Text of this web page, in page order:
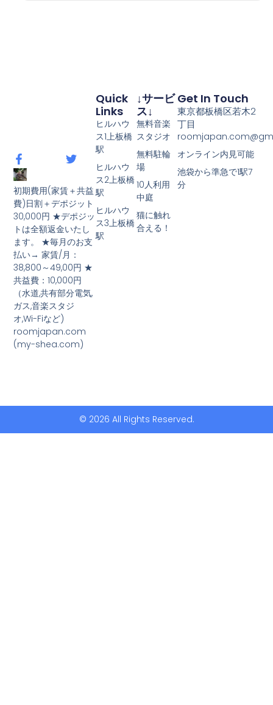
初期費用(家賃＋共益
費)日割＋デポジット
30,000円 ★デポジッ
トは全額返金いたし
ます。 ★毎月のお支
払い→ 家賃/月：
38,800～49,00円 ★
共益費：10,000円
（水道,共有部分電気,
ガス,音楽スタジ
オ,Wi-Fiなど)
roomjapan.com
(my-shea.com)
↓サービ
ス↓
無料音楽
スタジオ
無料駐輪
場
10人利用
中庭
猫に触れ
合える！
Quick
Links
ヒルハウ
ス1上板橋
駅
ヒルハウ
ス2上板橋
駅
ヒルハウ
ス3上板橋
駅
Get In Touch
東京都板橋区若木2
丁目
オンライン内見可能
池袋から準急で1駅7
分
© 2026 All Rights Reserved.